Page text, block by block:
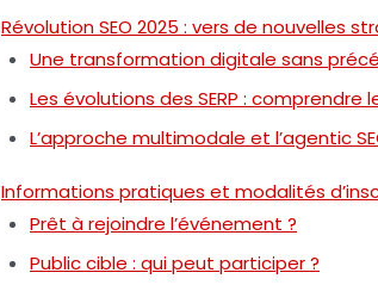
Révolution SEO 2025 : vers de nouvelles
Une transformation digitale sans
Les évolutions des SERP : comprendre
L’approche multimodale et l’agentic
Informations pratiques et modalités
Prêt à rejoindre l’événement ?
Public cible : qui peut participer ?